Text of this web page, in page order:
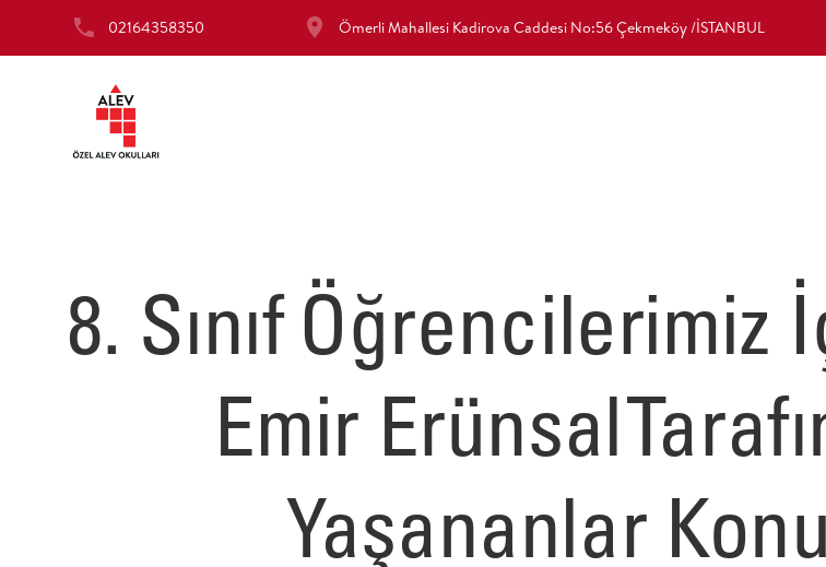
02164358350 Ömerli Mahallesi Kadirova Caddesi No:56 Çekmeköy /İSTANBUL